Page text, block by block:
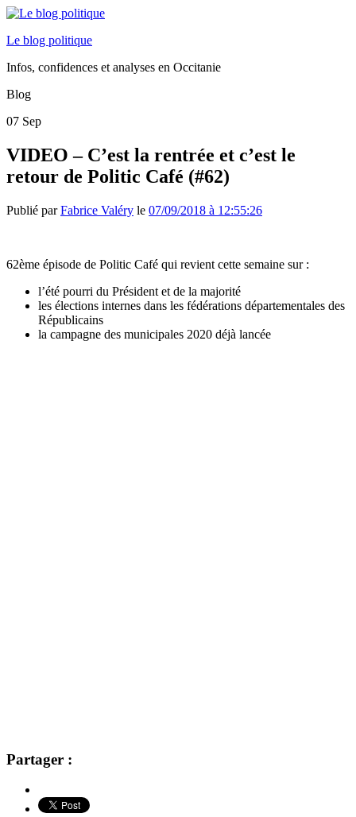
Le blog politique
Infos, confidences et analyses en Occitanie
Blog
07 Sep
VIDEO – C’est la rentrée et c’est le
retour de Politic Café (#62)
Publié parFabrice Valéry le 07/09/2018 à 12:55:26
62ème épisode de Politic Café qui revient cette semaine sur :
l’été pourri du Président et de la majorité
les élections internes dans les fédérations départementales des
Républicains
la campagne des municipales 2020 déjà lancée
Partager :